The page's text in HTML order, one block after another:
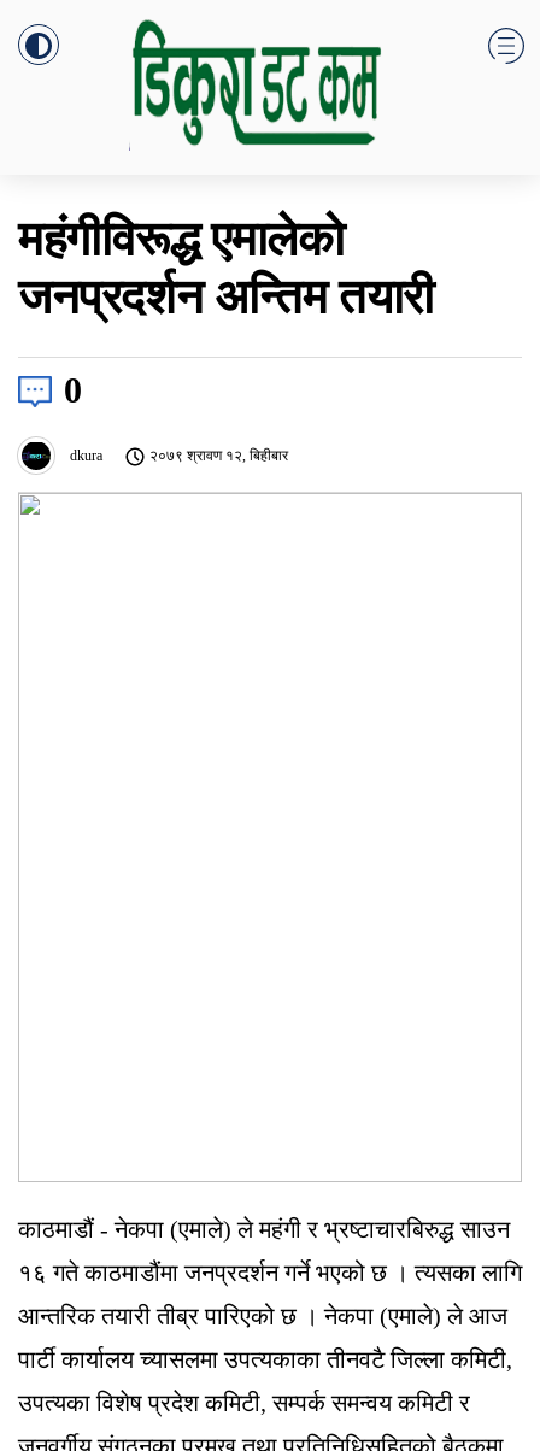
महंगीविरूद्ध एमालेको
जनप्रदर्शन अन्तिम तयारी
0
dkura २०७९ श्रावण १२, बिहीबार
काठमाडौं - नेकपा (एमाले) ले महंगी र भ्रष्टाचारबिरुद्ध साउन
१६ गते काठमाडौंमा जनप्रदर्शन गर्ने भएको छ । त्यसका लागि
आन्तरिक तयारी तीब्र पारिएको छ । नेकपा (एमाले) ले आज
पार्टी कार्यालय च्यासलमा उपत्यकाका तीनवटै जिल्ला कमिटी,
उपत्यका विशेष प्रदेश कमिटी, सम्पर्क समन्वय कमिटी र